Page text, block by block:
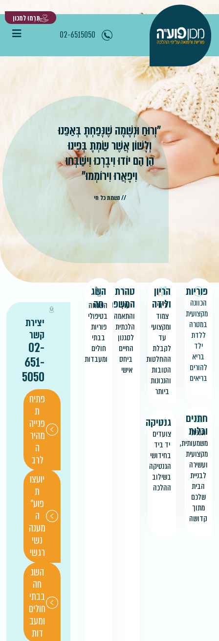
תִּרְמוּ למכון
02-6515050
"וְרוּחַ וּנְשָׁמָה שֶׁנָּפַחְתָּ בְּאַפֵּנוּ
וְלָשׁוֹן אֲשֶׁר שַׂמְתָּ בְּפִינוּ
הֵן הֵם יוֹדוּ וִיבָרְכוּ וִישַׁבְּחוּ
וִיפָאֲרוּ וִירוֹמְמוּ"
// נשמת כל חי
פוריות
הכוונה
מקצועית
במטרה
ללדת
ילד
בריא
להורים
בריאים
חתנים
וכלות
תכנית
משמעותית,
מקצועית
ועשירה
לבניית
הבית
שלכם
מתוך
קדושה
הריון
ולידה
ליווי
צמוד
ומקצועי
עד
לקבלת
ההחלטות
הטובות
והנכונות
ביותר
גנטיקה
צועדים
יד ביד
בחידושי
הגנטיקה
בשילוב
ההלכה
טהרת
המשפחה
יעוץ
והתאמה
הלכתית
לסגנון
החיים
ביחס
אישי
השג
חה
השגחה
בטיפולי
פוריות
בבתי
חולים
ומעבדות
יצירת
קשר
02-
651-
5050
פתיח
ת
פנייה
מהיר
ה
לרב
יועצו
ת
פוע"
ה
מענה
נשי
רגשי
השג
חה
בבתי
חולים
ומעב
דות